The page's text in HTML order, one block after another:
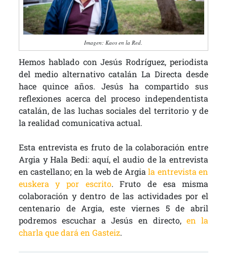
Imagen: Kaos en la Red.
Hemos hablado con Jesús Rodríguez, periodista
del medio alternativo catalán La Directa desde
hace quince años. Jesús ha compartido sus
reflexiones acerca del proceso independentista
catalán, de las luchas sociales del territorio y de
la realidad comunicativa actual.
Esta entrevista es fruto de la colaboración entre
Argia y Hala Bedi: aquí, el audio de la entrevista
en castellano; en la web de Argiala entrevista en
euskera y por escrito. Fruto de esa misma
colaboración y dentro de las actividades por el
centenario de Argia, este viernes 5 de abril
podremos escuchar a Jesús en directo, en la
charla que dará en Gasteiz.